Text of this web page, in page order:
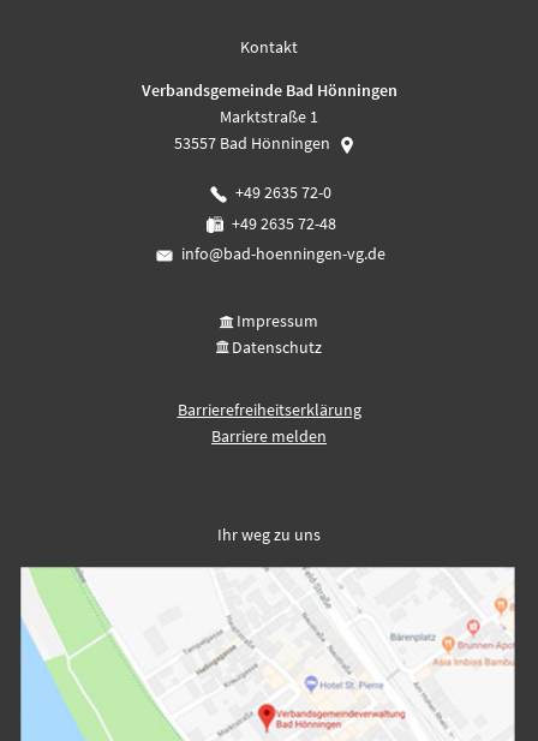
Kontakt
Verbandsgemeinde Bad Hönningen
Marktstraße 1
53557 Bad Hönningen
+49 2635 72-0
+49 2635 72-48
info@bad-hoenningen-vg.de
Impressum
Datenschutz
Barrierefreiheitserklärung
Barriere melden
Ihr weg zu uns